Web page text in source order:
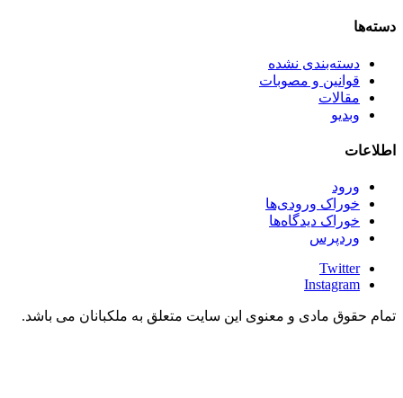
دسته‌ها
دسته‌بندی نشده
قوانین و مصوبات
مقالات
وبدیو
اطلاعات
ورود
خوراک ورودی‌ها
خوراک دیدگاه‌ها
وردپرس
Twitter
Instagram
تمام حقوق مادی و معنوی این سایت متعلق به ملکبانان می باشد.